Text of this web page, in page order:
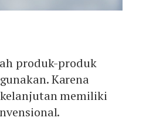
produk-produk
Karena
memiliki